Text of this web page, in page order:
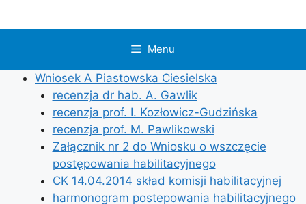
Menu
Wniosek A Piastowska Ciesielska
recenzja dr hab. A. Gawlik
recenzja prof. I. Kozłowicz-Gudzińska
recenzja prof. M. Pawlikowski
Załącznik nr 2 do Wniosku o wszczęcie
postępowania habilitacyjnego
CK 14.04.2014 skład komisji habilitacyjnej
harmonogram postepowania habilitacyjnego